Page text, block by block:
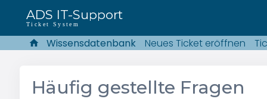
ADS IT-Support
Ticket System
Wissensdatenbank Neues Ticket eröffnen
Häufig gestellte Fragen